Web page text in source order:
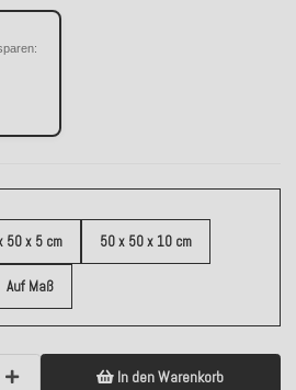
50 x 5 cm 50 x 50 x 10 cm
Auf Maß
In den Warenkorb